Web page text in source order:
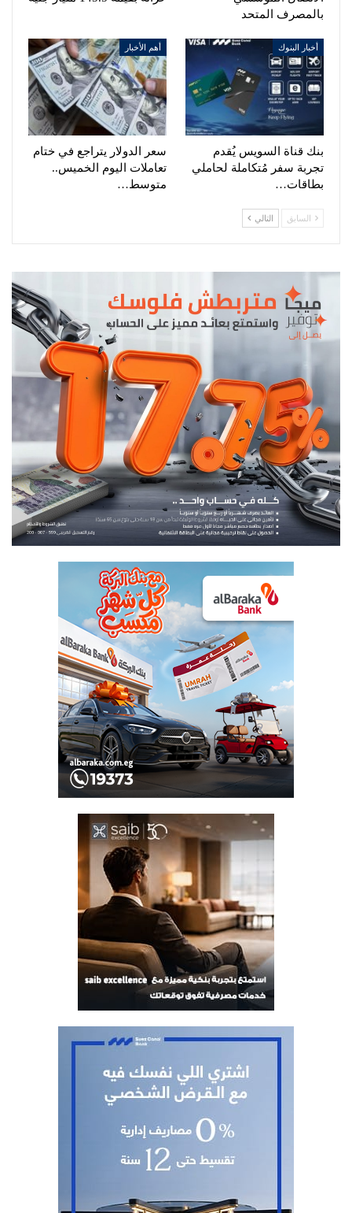
بالمصرف المتحد
أخبار البنوك
بنك قناة السويس يُقدم
تجربة سفر مُتكاملة لحاملي
بطاقات…
أهم الأخبار
سعر الدولار يتراجع في ختام
تعاملات اليوم الخميس..
متوسط…
السابق التالي